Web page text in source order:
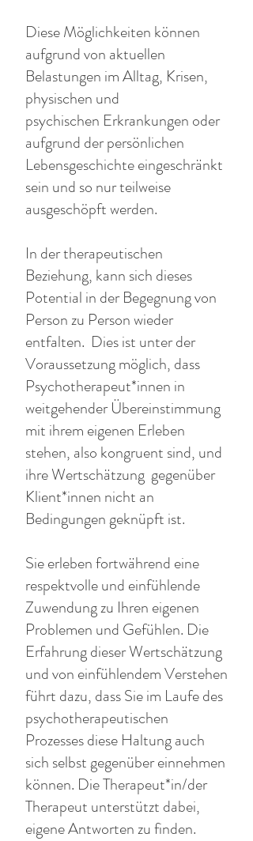
Diese Möglichkeiten können
aufgrund von aktuellen
Belastungen im Alltag, Krisen,
physischen und
psychischen Erkrankungen oder
aufgrund der persönlichen
Lebensgeschichte eingeschränkt
sein und so nur teilweise
ausgeschöpft werden.
In der therapeutischen
Beziehung, kann sich dieses
Potential in der Begegnung von
Person zu Person wieder
entfalten. Dies ist unter der
Voraussetzung möglich, dass
Psychotherapeut*innen in
weitgehender Übereinstimmung
mit ihrem eigenen Erleben
stehen, also kongruent sind, und
ihre Wertschätzung gegenüber
Klient*innen nicht an
Bedingungen geknüpft ist.
Sie erleben fortwährend eine
respektvolle und einfühlende
Zuwendung zu Ihren eigenen
Problemen und Gefühlen. Die
Erfahrung dieser Wertschätzung
und von einfühlendem Verstehen
führt dazu, dass Sie im Laufe des
psychotherapeutischen
Prozesses diese Haltung auch
sich selbst gegenüber einnehmen
können. Die Therapeut*in/der
Therapeut unterstützt dabei,
eigene Antworten zu finden.